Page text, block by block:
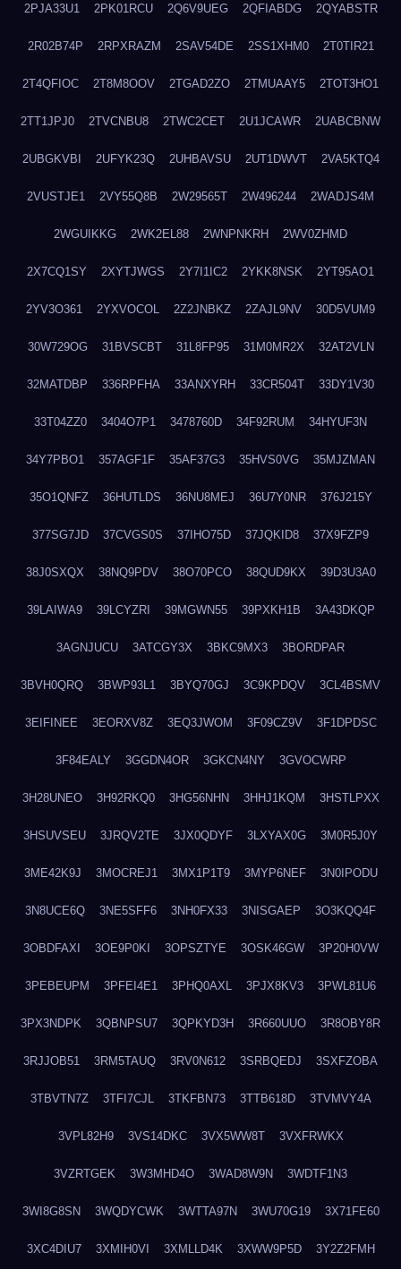
2PJA33U1 2PK01RCU 2Q6V9UEG 2QFIABDG 2QYABSTR
2R02B74P 2RPXRAZM 2SAV54DE 2SS1XHM0 2T0TIR21
2T4QFIOC 2T8M8OOV 2TGAD2ZO 2TMUAAY5 2TOT3HO1
2TT1JPJ0 2TVCNBU8 2TWC2CET 2U1JCAWR 2UABCBNW
2UBGKVBI 2UFYK23Q 2UHBAVSU 2UT1DWVT 2VA5KTQ4
2VUSTJE1 2VY55Q8B 2W29565T 2W496244 2WADJS4M
2WGUIKKG 2WK2EL88 2WNPNKRH 2WV0ZHMD
2X7CQ1SY 2XYTJWGS 2Y7I1IC2 2YKK8NSK 2YT95AO1
2YV3O361 2YXVOCOL 2Z2JNBKZ 2ZAJL9NV 30D5VUM9
30W729OG 31BVSCBT 31L8FP95 31M0MR2X 32AT2VLN
32MATDBP 336RPFHA 33ANXYRH 33CR504T 33DY1V30
33T04ZZ0 3404O7P1 3478760D 34F92RUM 34HYUF3N
34Y7PBO1 357AGF1F 35AF37G3 35HVS0VG 35MJZMAN
35O1QNFZ 36HUTLDS 36NU8MEJ 36U7Y0NR 376J215Y
377SG7JD 37CVGS0S 37IHO75D 37JQKID8 37X9FZP9
38J0SXQX 38NQ9PDV 38O70PCO 38QUD9KX 39D3U3A0
39LAIWA9 39LCYZRI 39MGWN55 39PXKH1B 3A43DKQP
3AGNJUCU 3ATCGY3X 3BKC9MX3 3BORDPAR
3BVH0QRQ 3BWP93L1 3BYQ70GJ 3C9KPDQV 3CL4BSMV
3EIFINEE 3EORXV8Z 3EQ3JWOM 3F09CZ9V 3F1DPDSC
3F84EALY 3GGDN4OR 3GKCN4NY 3GVOCWRP
3H28UNEO 3H92RKQ0 3HG56NHN 3HHJ1KQM 3HSTLPXX
3HSUVSEU 3JRQV2TE 3JX0QDYF 3LXYAX0G 3M0R5J0Y
3ME42K9J 3MOCREJ1 3MX1P1T9 3MYP6NEF 3N0IPODU
3N8UCE6Q 3NE5SFF6 3NH0FX33 3NISGAEP 3O3KQQ4F
3OBDFAXI 3OE9P0KI 3OPSZTYE 3OSK46GW 3P20H0VW
3PEBEUPM 3PFEI4E1 3PHQ0AXL 3PJX8KV3 3PWL81U6
3PX3NDPK 3QBNPSU7 3QPKYD3H 3R660UUO 3R8OBY8R
3RJJOB51 3RM5TAUQ 3RV0N612 3SRBQEDJ 3SXFZOBA
3TBVTN7Z 3TFI7CJL 3TKFBN73 3TTB618D 3TVMVY4A
3VPL82H9 3VS14DKC 3VX5WW8T 3VXFRWKX
3VZRTGEK 3W3MHD4O 3WAD8W9N 3WDTF1N3
3WI8G8SN 3WQDYCWK 3WTTA97N 3WU70G19 3X71FE60
3XC4DIU7 3XMIH0VI 3XMLLD4K 3XWW9P5D 3Y2Z2FMH